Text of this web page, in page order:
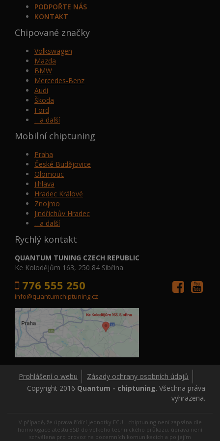
PODPOŘTE NÁS
KONTAKT
Chipované značky
Volkswagen
Mazda
BMW
Mercedes-Benz
Audi
Škoda
Ford
…a další
Mobilní chiptuning
Praha
České Budějovice
Olomouc
Jihlava
Hradec Králové
Znojmo
Jindřichův Hradec
…a další
Rychlý kontakt
QUANTUM TUNING CZECH REPUBLIC
Ke Kolodějům 163, 250 84 Sibřina
776 555 250
info@quantumchiptuning.cz
Prohlášení o webu
Zásady ochrany osobních údajů
Copyright 2016 Quantum - chiptuning. Všechna práva
vyhrazena.
V případě, že úprava řídící jednotky ECU - chiptuning není zapsána dle
homologace atestu 8SD do velkého technického průkazu, úprava není
schválena pro provoz na pozemních komunikacích a po jejím